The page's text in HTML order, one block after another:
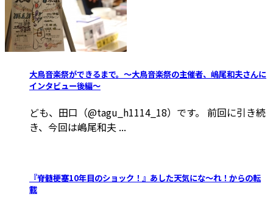
大鳥音楽祭ができるまで。～大鳥音楽祭の主催者、嶋尾和夫さんに
インタビュー後編～
ども、田口（@tagu_h1114_18）です。 前回に引き続
き、今回は嶋尾和夫 ...
『脊髄梗塞10年目のショック！』あした天気にな～れ！からの転
載